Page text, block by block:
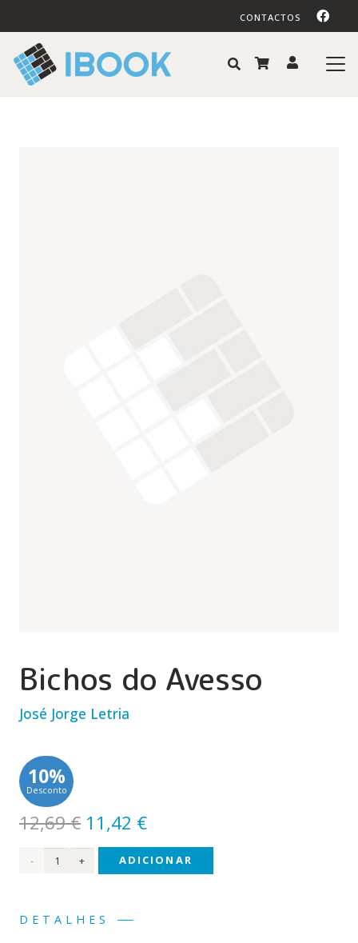
CONTACTOS
Bichos do Avesso
José Jorge Letria
10%
Desconto
12,69€ O
preço
original
12,69 €.
11,42 €O
preço
atual
Quantidade
ADICIONAR
DETALHES